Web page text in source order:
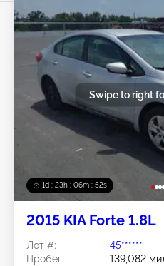
1d : 23h : 06m : 50s
Swipe to right
2015 KIA Forte 1.8L
Лот #:
45******
Пробег:
139,082